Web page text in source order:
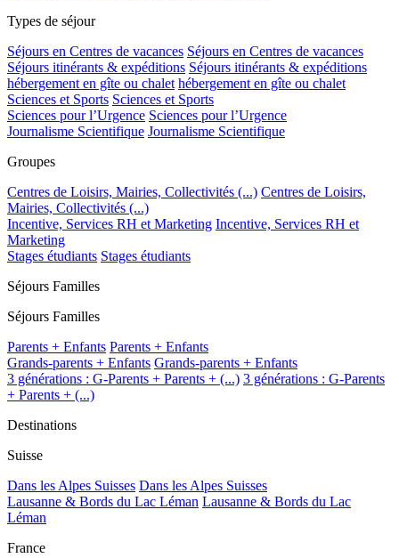
Types de séjour
Séjours en Centres de vacances Séjours en Centres de vacances
Séjours itinérants & expéditions Séjours itinérants & expéditions
hébergement en gîte ou chalet hébergement en gîte ou chalet
Sciences et Sports Sciences et Sports
Sciences pour l’Urgence Sciences pour l’Urgence
Journalisme Scientifique Journalisme Scientifique
Groupes
Centres de Loisirs, Mairies, Collectivités (...) Centres de Loisirs,
Mairies, Collectivités (...)
Incentive, Services RH et Marketing Incentive, Services RH et
Marketing
Stages étudiants Stages étudiants
Séjours Familles
Séjours Familles
Parents + Enfants Parents + Enfants
Grands-parents + Enfants Grands-parents + Enfants
3 générations : G-Parents + Parents + (...) 3 générations : G-Parents
+ Parents + (...)
Destinations
Suisse
Dans les Alpes Suisses Dans les Alpes Suisses
Lausanne & Bords du Lac Léman Lausanne & Bords du Lac
Léman
France